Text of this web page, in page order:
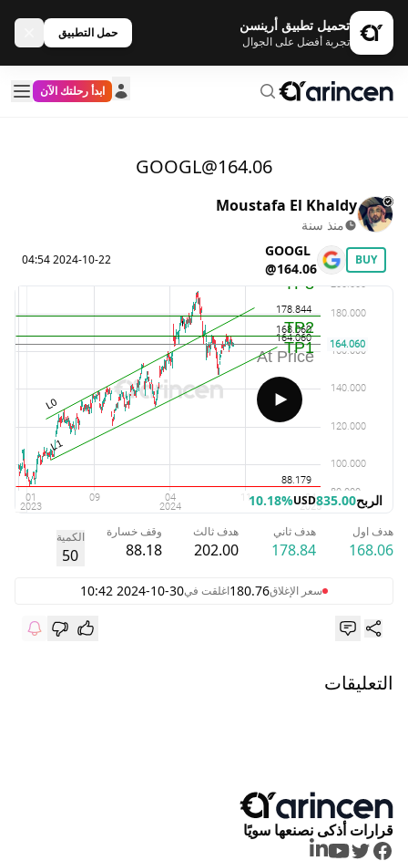
تحميل تطبيق أرينسن
تجربة أفضل على الجوال
حمل التطبيق
ابدأ رحلتك الآن
GOOGL@164.06
Moustafa El Khaldy
منذ سنة
BUY
GOOGL
@164.06
2024-10-22 04:54
الربح835.00
USD
10.18%
هدف اول
168.06
هدف ثاني
178.84
هدف ثالث
202.00
وقف خسارة
88.18
الكمية
50
سعر الإغلاق180.76اغلقت في2024-10-30 10:42
التعليقات
قرارات أذكى نصنعها سويًا
Facebook
Twitter
Youtube
LinkedIn